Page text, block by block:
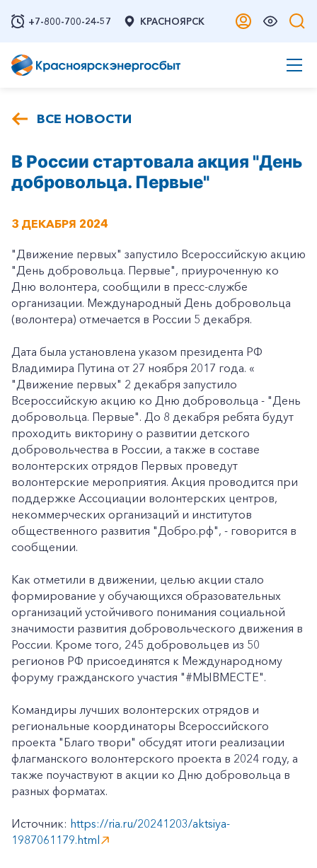
+7-800-700-24-57 КРАСНОЯРСК
ВСЕ НОВОСТИ
В России стартовала акция "День
добровольца. Первые"
3 ДЕКАБРЯ 2024
"Движение первых" запустило Всероссийскую акцию
"День добровольца. Первые", приуроченную ко
Дню волонтера, сообщили в пресс-службе
организации. Международный День добровольца
(волонтера) отмечается в России 5 декабря.
Дата была установлена указом президента РФ
Владимира Путина от 27 ноября 2017 года. «
"Движение первых" 2 декабря запустило
Всероссийскую акцию ко Дню добровольца - "День
добровольца. Первые". До 8 декабря ребята будут
проходить викторину о развитии детского
добровольчества в России, а также в составе
волонтерских отрядов Первых проведут
волонтерские мероприятия. Акция проводится при
поддержке Ассоциации волонтерских центров,
некоммерческих организаций и институтов
общественного развития "Добро.рф", - говорится в
сообщении.
Как отметили в движении, целью акции стало
формирование у обучающихся образовательных
организаций устойчивого понимания социальной
значимости развития добровольческого движения в
России. Кроме того, 245 добровольцев из 50
регионов РФ присоединятся к Международному
форуму гражданского участия "#МЫВМЕСТЕ".
Командиры лучших волонтерских отрядов и
региональные координаторы Всероссийского
проекта "Благо твори" обсудят итоги реализации
флагманского волонтерского проекта в 2024 году, а
также поучаствуют в акции ко Дню добровольца в
разных форматах.
Источник: https://ria.ru/20241203/aktsiya-
1987061179.html